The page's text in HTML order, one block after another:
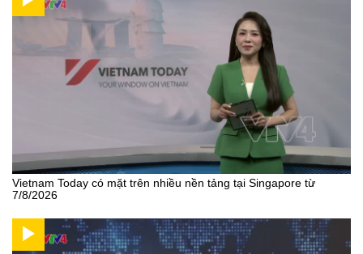
Vietnam Today có mặt trên nhiều nền tảng tại Singapore từ
7/8/2026